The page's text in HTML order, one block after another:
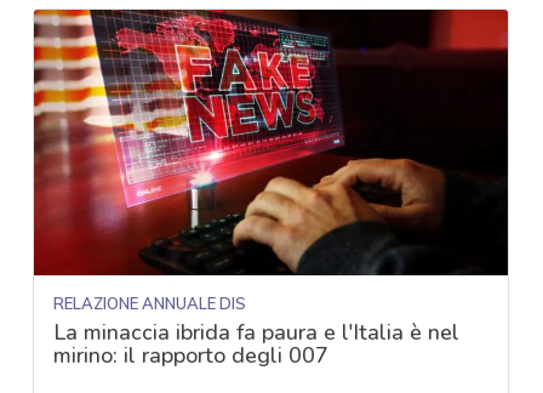
RELAZIONE ANNUALE DIS
La minaccia ibrida fa paura e l'Italia è nel
mirino: il rapporto degli 007